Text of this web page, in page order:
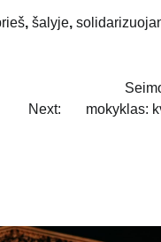
, šalyje,
Next:
mokyklas: